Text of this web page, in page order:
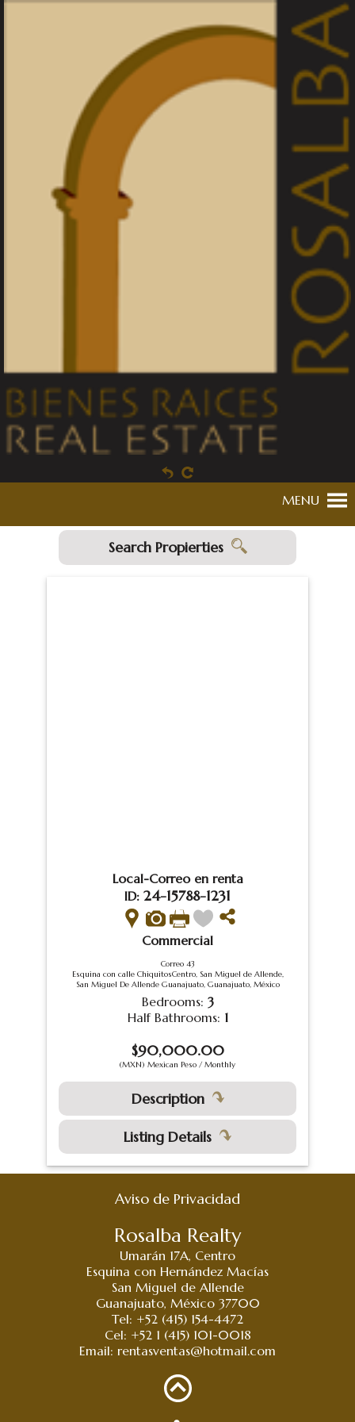
MENU
Search Propierties
Local-Correo en renta
ID: 24-15788-1231
Commercial
Correo 43
Esquina con calle ChiquitosCentro, San Miguel de Allende,
San Miguel De Allende Guanajuato, Guanajuato, México
Bedrooms: 3
Half Bathrooms: 1
$90,000.00
(MXN) Mexican Peso / Monthly
Description
Listing Details
Aviso de Privacidad
Rosalba Realty
Umarán 17A, Centro
Esquina con Hernández Macías
San Miguel de Allende
Guanajuato, México 37700
Tel: +52 (415) 154-4472
Cel: +52 1 (415) 101-0018
Email: rentasventas@hotmail.com